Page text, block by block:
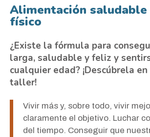
Alimentación saludable
físico
¿Existe la fórmula para
larga, saludable y feliz y
cualquier edad? ¡Descúbrela
taller!
Vivir más y, sobre todo, vivir
claramente el objetivo. Luchar
del tiempo. Conseguir que